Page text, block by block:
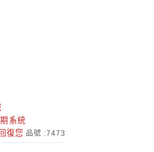
系統
復您 品號 :7473